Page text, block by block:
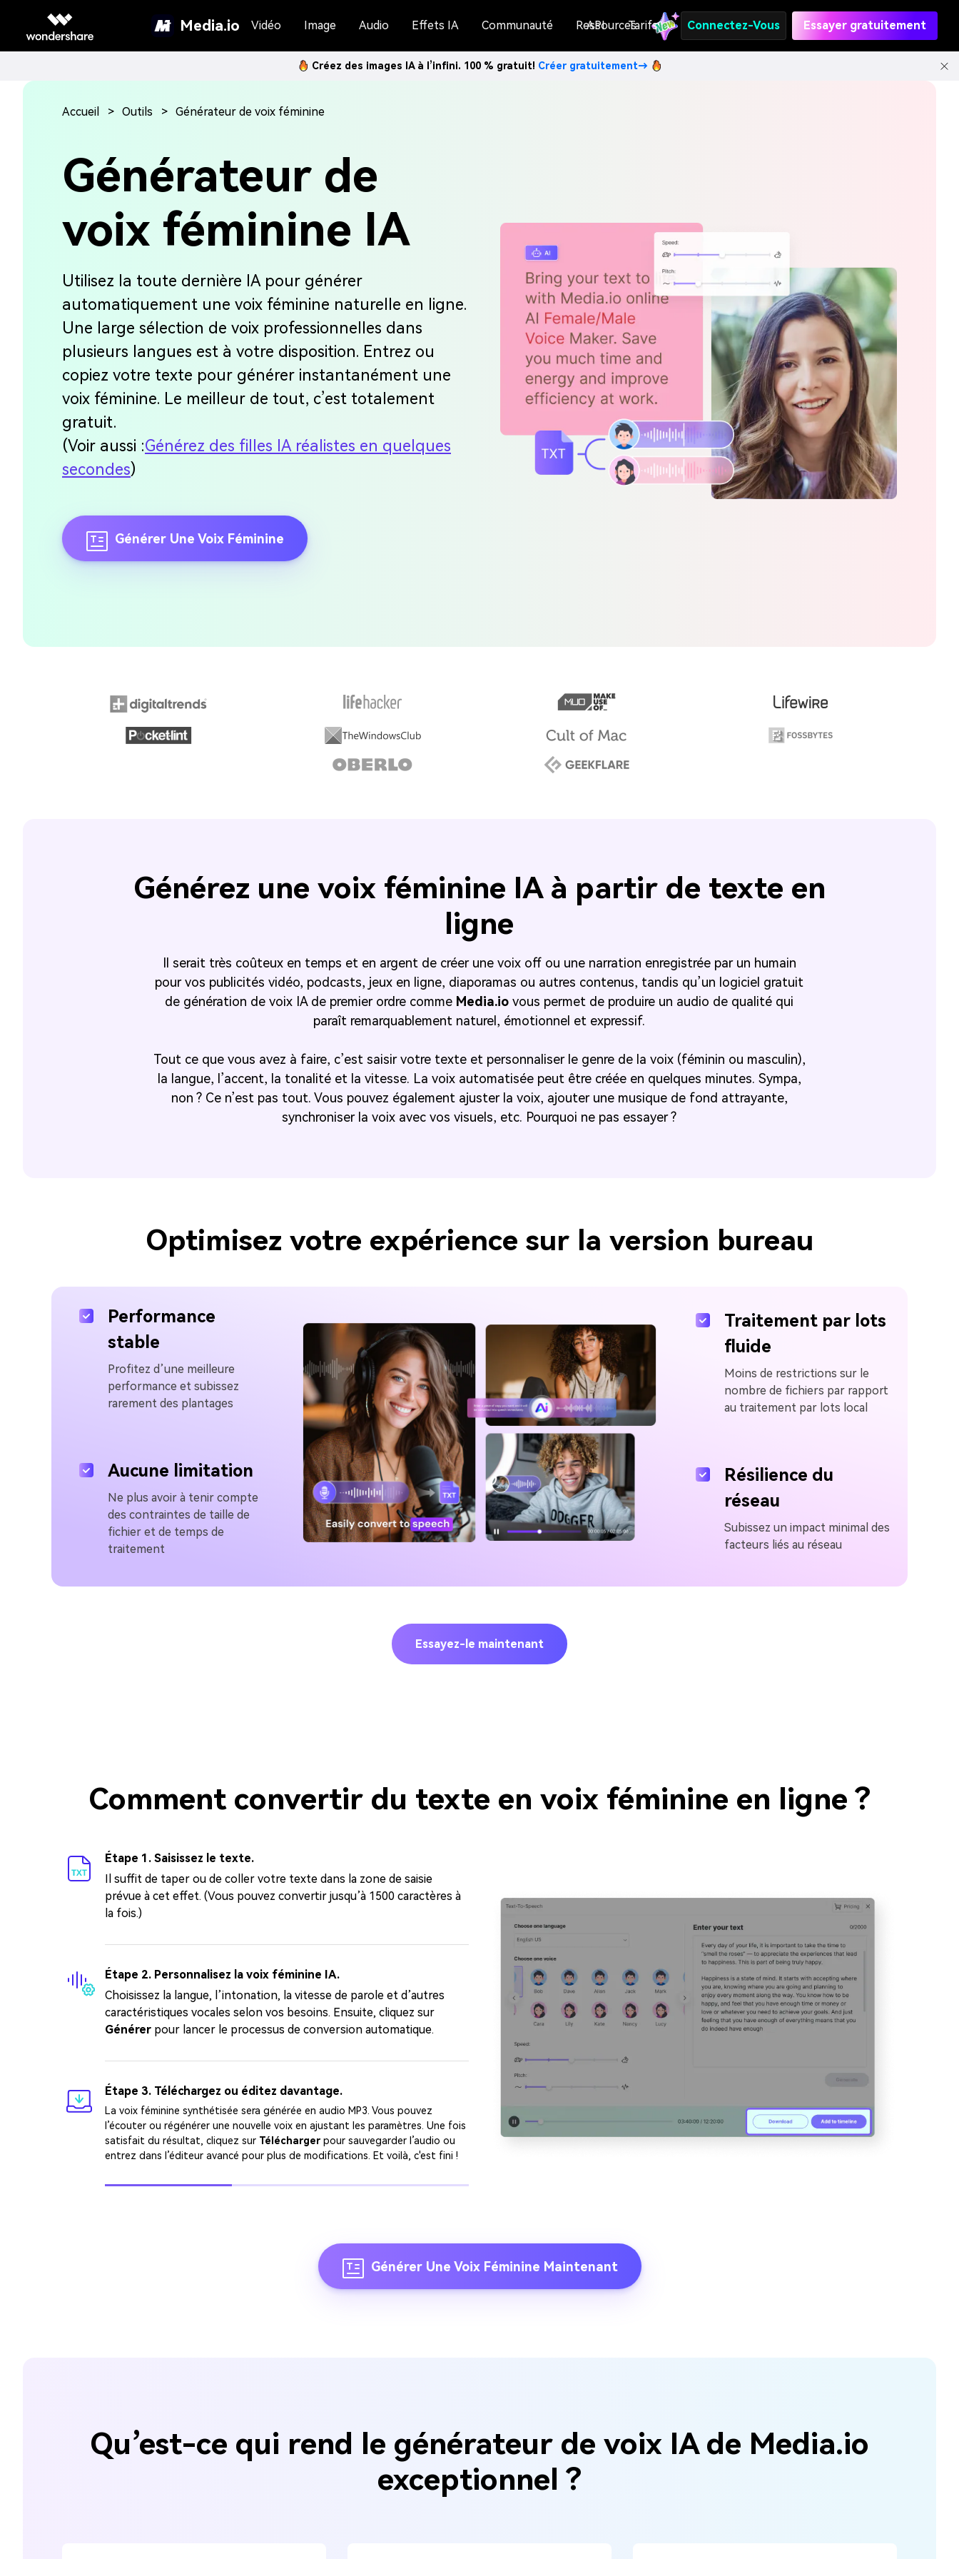
Media.io Vidéo Image Audio Effets IA Communauté Ressources
API Tarifs Connectez-Vous Essayer gratuitement
Créez des images IA à l’infini. 100 % gratuit! Créer gratuitement→
Générateur de
voix féminine IA
Utilisez la toute dernière IA pour générer
automatiquement une voix féminine naturelle en ligne.
Une large sélection de voix professionnelles dans
plusieurs langues est à votre disposition. Entrez ou
copiez votre texte pour générer instantanément une
voix féminine. Le meilleur de tout, c’est totalement
gratuit.
(Voir aussi :Générez des filles IA réalistes en quelques
secondes)
Générer Une Voix Féminine
Accueil Outils Générateur de voix féminine
Générez une voix féminine IA à partir de texte en
ligne
Il serait très coûteux en temps et en argent de créer une voix off ou une narration enregistrée par un humain
pour vos publicités vidéo, podcasts, jeux en ligne, diaporamas ou autres contenus, tandis qu’un logiciel gratuit
de génération de voix IA de premier ordre comme Media.io vous permet de produire un audio de qualité qui
paraît remarquablement naturel, émotionnel et expressif.
Tout ce que vous avez à faire, c’est saisir votre texte et personnaliser le genre de la voix (féminin ou masculin),
la langue, l’accent, la tonalité et la vitesse. La voix automatisée peut être créée en quelques minutes. Sympa,
non ? Ce n’est pas tout. Vous pouvez également ajuster la voix, ajouter une musique de fond attrayante,
synchroniser la voix avec vos visuels, etc. Pourquoi ne pas essayer ?
Optimisez votre expérience sur la version bureau
Performance
stable
Profitez d’une meilleure
performance et subissez
rarement des plantages
Aucune limitation
Ne plus avoir à tenir compte
des contraintes de taille de
fichier et de temps de
traitement
Traitement par lots
fluide
Moins de restrictions sur le
nombre de fichiers par rapport
au traitement par lots local
Résilience du
réseau
Subissez un impact minimal des
facteurs liés au réseau
Essayez-le maintenant
Comment convertir du texte en voix féminine en ligne ?
Étape 1. Saisissez le texte.
Il suffit de taper ou de coller votre texte dans la zone de saisie
prévue à cet effet. (Vous pouvez convertir jusqu’à 1500 caractères à
la fois.)
Étape 2. Personnalisez la voix féminine IA.
Choisissez la langue, l’intonation, la vitesse de parole et d’autres
caractéristiques vocales selon vos besoins. Ensuite, cliquez sur
Générer pour lancer le processus de conversion automatique.
Étape 3. Téléchargez ou éditez davantage.
La voix féminine synthétisée sera générée en audio MP3. Vous pouvez
l’écouter ou régénérer une nouvelle voix en ajustant les paramètres. Une fois
satisfait du résultat, cliquez sur Téléchargerpour sauvegarder l’audio ou
entrez dans l’éditeur avancé pour plus de modifications. Et voilà, c'est fini !
Générer Une Voix Féminine Maintenant
Qu’est-ce qui rend le générateur de voix IA de Media.io
exceptionnel ?